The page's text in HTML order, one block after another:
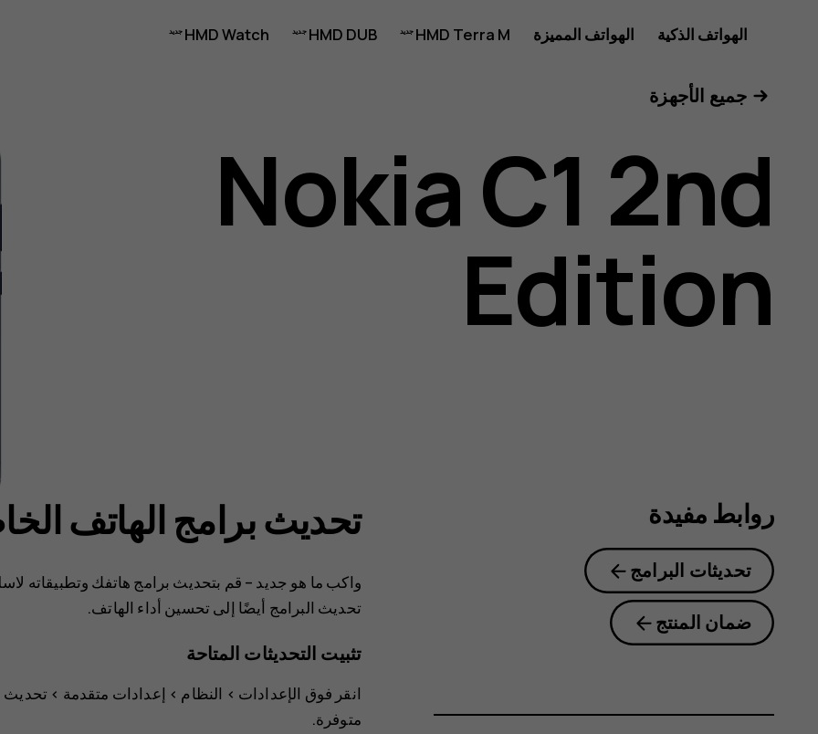
دليل
مستخدم
Nokia
C1
Edition
الهواتف الذكية الهواتف المميزة HMD Terra M
HMD DUB
HMD Watch
جميع الأجهزة
Nokia C1 2nd
Edition
تحديث برامج الهاتف
واكب ما هو جديد – قم بتحديث برامج هاتفك وتطبيقاته
تحديث البرامج أيضًا إلى تحسين أداء الهاتف.
تثبيت التحديثات المتاحة
انقر فوق الإعدادات‏‎ > النظام > إعدادات متقدمة > تحديث
متوفرة.
روابط مفيدة
تحديثات البرامج
ضمان المنتج